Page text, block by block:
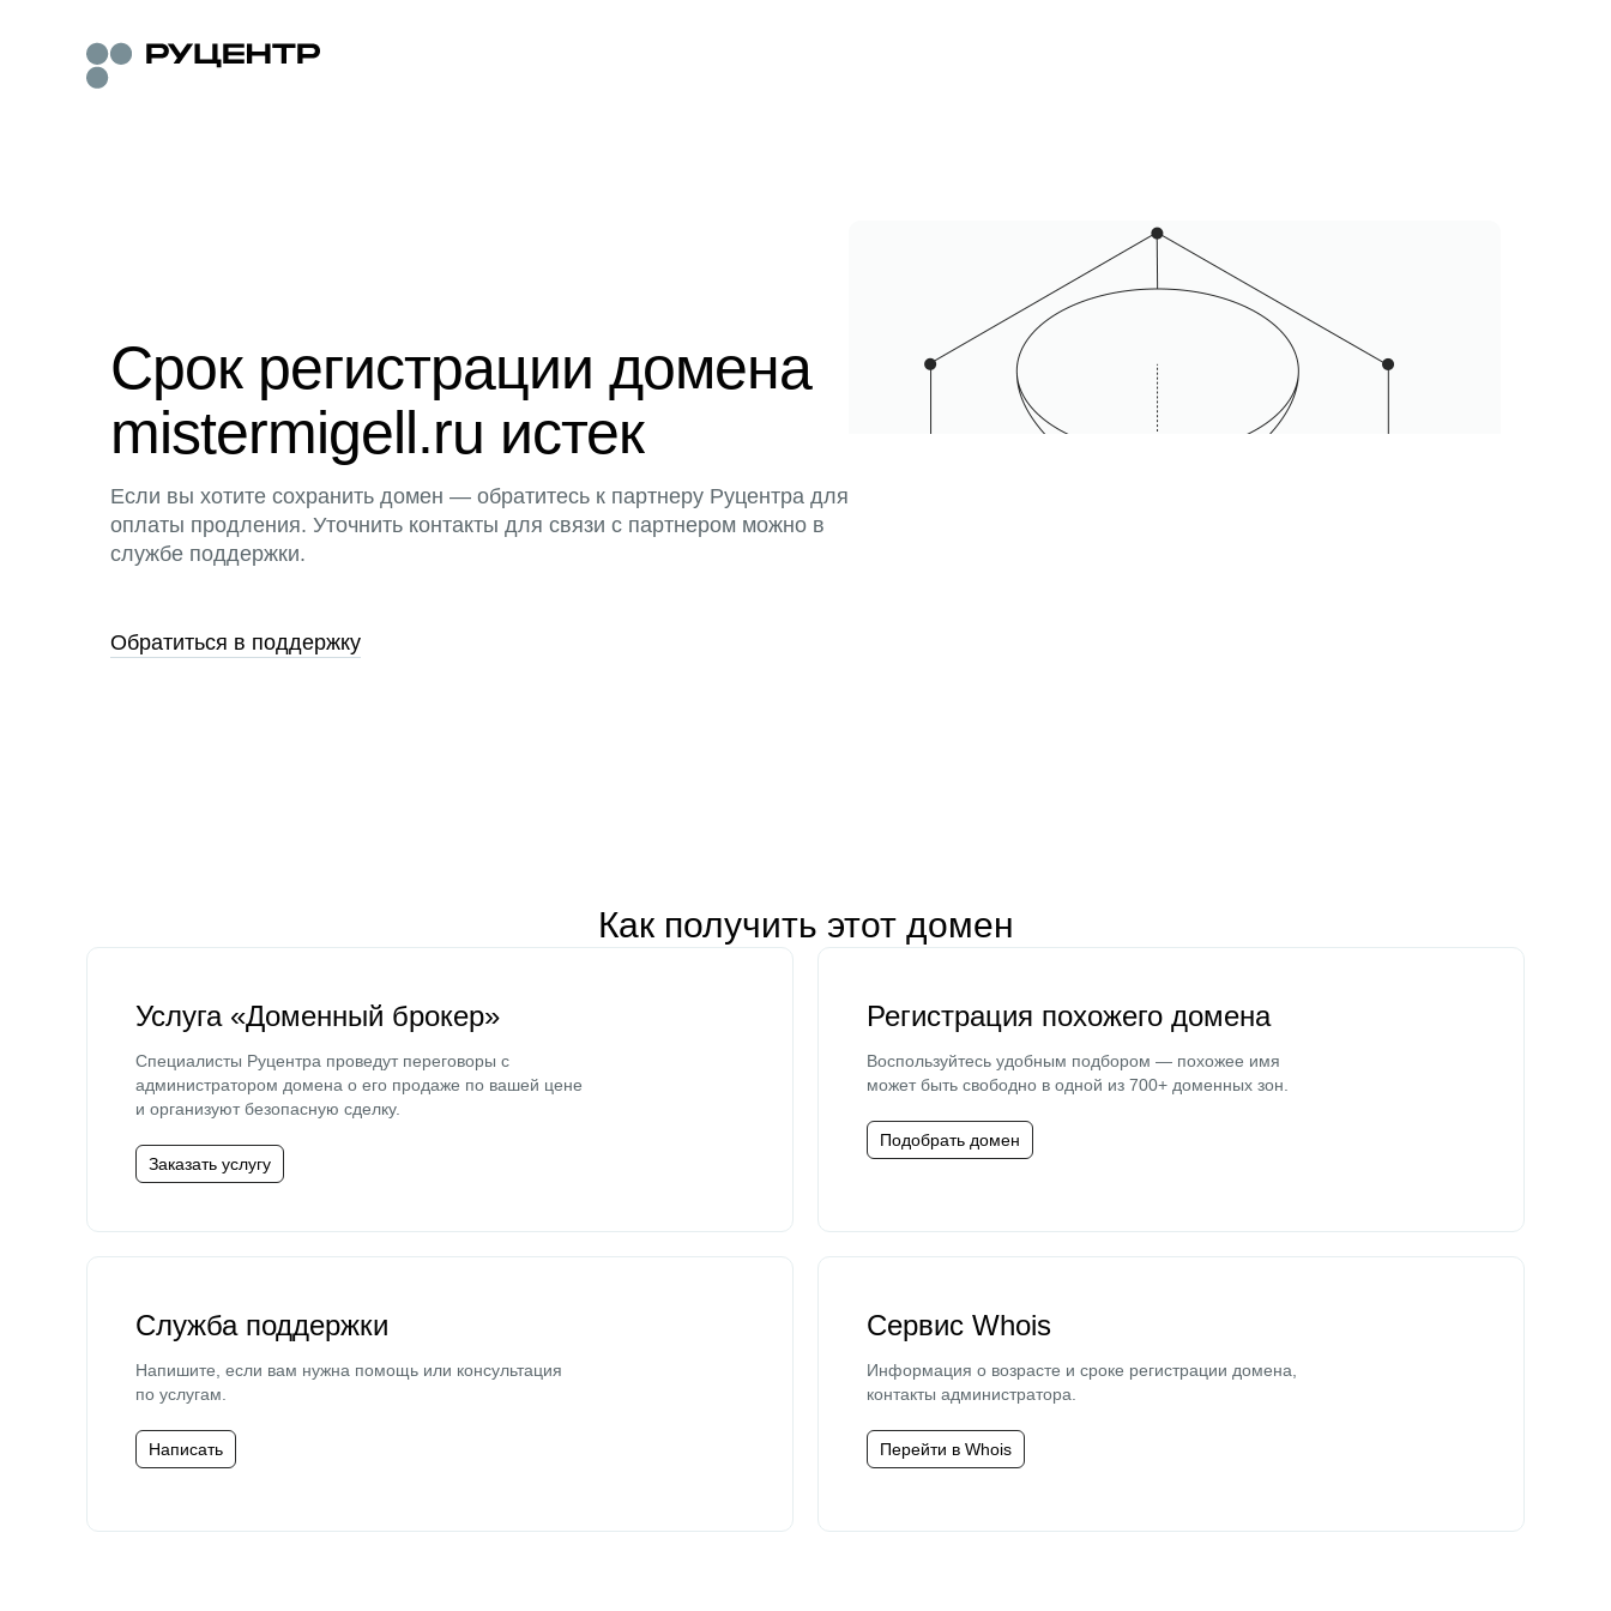
Срок регистрации домена
mistermigell.ru истек
Если вы хотите сохранить домен — обратитесь к партнеру Руцентра для
оплаты продления. Уточнить контакты для связи с партнером можно в
службе поддержки.
Обратиться в поддержку
Как получить этот домен
Услуга «Доменный брокер»
Специалисты Руцентра проведут переговоры с
администратором домена о его продаже по вашей цене
и организуют безопасную сделку.
Заказать услугу
Регистрация похожего домена
Воспользуйтесь удобным подбором — похожее имя
может быть свободно в одной из 700+ доменных зон.
Подобрать домен
Служба поддержки
Напишите, если вам нужна помощь или консультация
по услугам.
Написать
Сервис Whois
Информация о возрасте и сроке регистрации домена,
контакты администратора.
Перейти в Whois